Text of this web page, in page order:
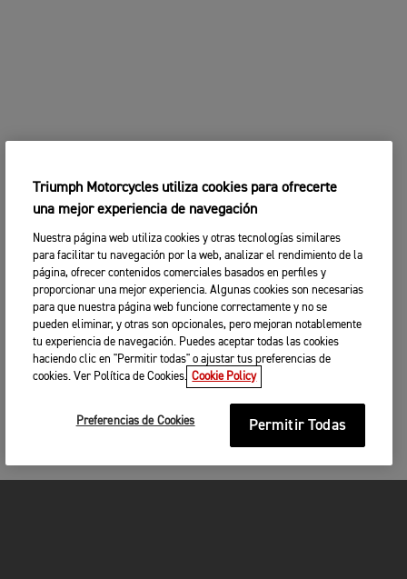
Triumph Motorcycles utiliza cookies para ofrecerte
una mejor experiencia de navegación
Nuestra página web utiliza cookies y otras tecnologías similares
para facilitar tu navegación por la web, analizar el rendimiento de la
página, ofrecer contenidos comerciales basados en perfiles y
proporcionar una mejor experiencia. Algunas cookies son necesarias
para que nuestra página web funcione correctamente y no se
pueden eliminar, y otras son opcionales, pero mejoran notablemente
tu experiencia de navegación. Puedes aceptar todas las cookies
haciendo clic en "Permitir todas" o ajustar tus preferencias de
cookies. Ver Política de Cookies. Cookie Policy
Preferencias de Cookies Permitir Todas